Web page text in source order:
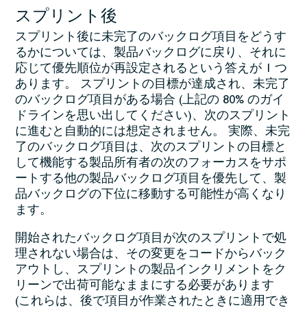
スプリント後
スプリント後に未完了のバックログ項目をどうす
るかについては、製品バックログに戻り、それに
応じて優先順位が再設定されるという答えが 1 つ
あります。 スプリントの目標が達成され、未完了
のバックログ項目がある場合 (上記の 80% のガイ
ドラインを思い出してください)、次のスプリント
に進むと自動的には想定されません。 実際、未完
了のバックログ項目は、次のスプリントの目標と
して機能する製品所有者の次のフォーカスをサポ
ートする他の製品バックログ項目を優先して、製
品バックログの下位に移動する可能性が高くなり
ます。
開始されたバックログ項目が次のスプリントで処
理されない場合は、その変更をコードからバック
アウトし、スプリントの製品インクリメントをク
リーンで出荷可能なままにする必要があります
(これらは、後で項目が作業されたときに適用でき